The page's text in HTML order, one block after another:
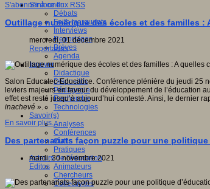
S'informer
Débats
Faits marquants
Interviews
Reportages
Brèves
Agenda
Innover
Didactique
Dispositifs
Pédagogie
Recherche
Technologies
Savoir(s)
Analyses
Conférences
Outils
Pratiques
Acteurs de l'éducation
Animateurs
Chercheurs
Collectivités
S'abonner à ce flux RSS
Outillage numérique des écoles et des familles
mercredi, 01 décembre 2021
Reportages
Salon Educatec-Educatice. Conférence plénière du jeudi 25
leviers majeurs en faveur du développement de l’éducation
effet est resté jusqu’à aujourd’hui contesté. Ainsi, le dernier
inachevé ».
En savoir plus...
Des partenariats façon puzzle pour une
mardi, 30 novembre 2021
Editos